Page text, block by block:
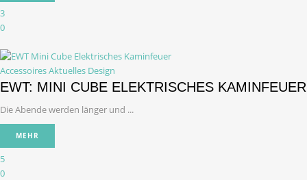
3
0
AccessoiresAktuelles Design
EWT: MINI CUBE ELEKTRISCHES KAMINFEUER
Die Abende werden länger und ...
MEHR
5
0